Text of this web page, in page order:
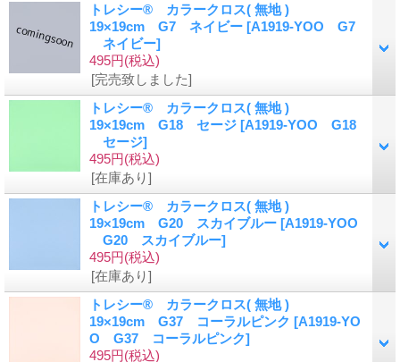
トレシー® カラークロス( 無地 )
19×19cm G7 ネイビー [A1919-YOO G7
ネイビー]
495円(税込)
[完売致しました]
トレシー® カラークロス( 無地 )
19×19cm G18 セージ [A1919-YOO G18
セージ]
495円(税込)
[在庫あり]
トレシー® カラークロス( 無地 )
19×19cm G20 スカイブルー [A1919-YOO
G20 スカイブルー]
495円(税込)
[在庫あり]
トレシー® カラークロス( 無地 )
19×19cm G37 コーラルピンク [A1919-YO
O G37 コーラルピンク]
495円(税込)